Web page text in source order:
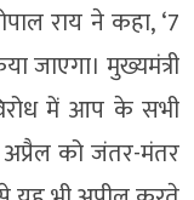
राय ने कहा, ‘7
जाएगा। मुख्यमंत्री
में आप के सभी
अप्रैल को जंतर-मंतर